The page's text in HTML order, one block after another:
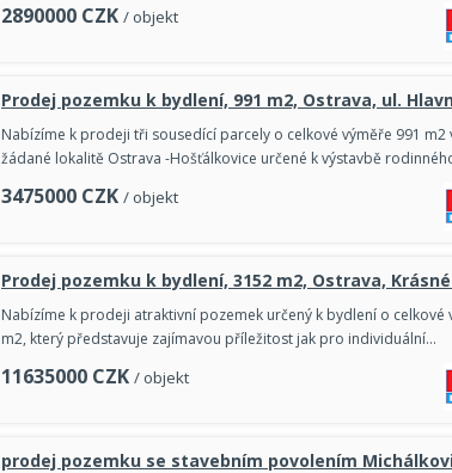
2890000 CZK / objekt
Prodej pozemku k bydlení, 991 m2, Ostrava, ul.
Nabízíme k prodeji tři sousedící parcely o celkové výměře 991 m2
žádané lokalitě Ostrava -Hošťálkovice určené k výstavbě
3475000 CZK / objekt
Prodej pozemku k bydlení, 3152 m2, Ostrava,
Nabízíme k prodeji atraktivní pozemek určený k bydlení o celkové
m2, který představuje zajímavou příležitost jak pro individuální…
11635000 CZK / objekt
prodej pozemku se stavebním povolením